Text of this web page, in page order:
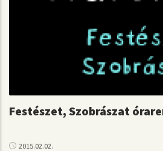
Festészet, Szobrászat
2015.02.02.